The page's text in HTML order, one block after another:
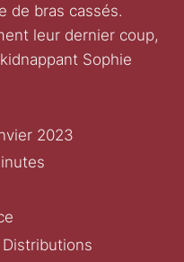
de bras cassés.
leur dernier coup,
Sophie
2023